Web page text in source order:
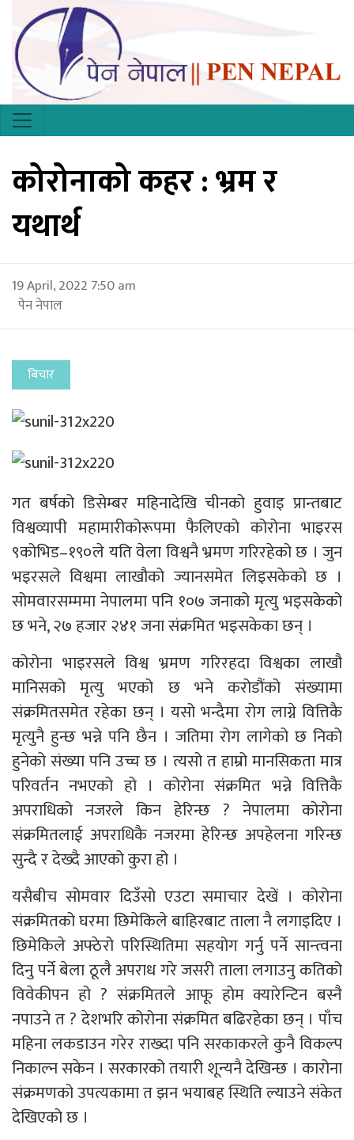
कोरोनाको कहर : भ्रम र
यथार्थ
19 April, 2022 7:50 am
पेन नेपाल
बिचार
गत बर्षको डिसेम्बर महिनादेखि चीनको हुवाइ प्रान्तबाट
विश्वव्यापी महामारीकोरूपमा फैलिएको कोरोना भाइरस
९कोभिड–१९०ले यति वेला विश्वनै भ्रमण गरिरहेको छ । जुन
भइरसले विश्वमा लाखौको ज्यानसमेत लिइसकेको छ ।
सोमवारसम्ममा नेपालमा पनि १०७ जनाको मृत्यु भइसकेको
छ भने, २७ हजार २४१ जना संक्रमित भइसकेका छन् ।
कोरोना भाइरसले विश्व भ्रमण गरिरहदा विश्वका लाखौ
मानिसको मृत्यु भएको छ भने करोडौंको संख्यामा
संक्रमितसमेत रहेका छन् । यसो भन्दैमा रोग लाग्ने वित्तिकै
मृत्युनै हुन्छ भन्ने पनि छैन । जतिमा रोग लागेको छ निको
हुनेको संख्या पनि उच्च छ । त्यसो त हाम्रो मानसिकता मात्र
परिवर्तन नभएको हो । कोरोना संक्रमित भन्ने वित्तिकै
अपराधिको नजरले किन हेरिन्छ ? नेपालमा कोरोना
संक्रमितलाई अपराधिकै नजरमा हेरिन्छ अपहेलना गरिन्छ
सुन्दै र देख्दै आएको कुरा हो ।
यसैबीच सोमवार दिउँसो एउटा समाचार देखें । कोरोना
संक्रमितको घरमा छिमेकिले बाहिरबाट ताला नै लगाइदिए ।
छिमेकिले अफ्ठेरो परिस्थितिमा सहयोग गर्नु पर्ने सान्त्वना
दिनु पर्ने बेला ठूलै अपराध गरे जसरी ताला लगाउनु कतिको
विवेकीपन हो ? संक्रमितले आफू होम क्यारेन्टिन बस्नै
नपाउने त ? देशभरि कोरोना संक्रमित बढिरहेका छन् । पाँच
महिना लकडाउन गरेर राख्दा पनि सरकाकरले कुनै विकल्प
निकाल्न सकेन । सरकारको तयारी शून्यनै देखिन्छ । कारोना
संक्रमणको उपत्यकामा त झन भयाबह स्थिति ल्याउने संकेत
देखिएको छ ।